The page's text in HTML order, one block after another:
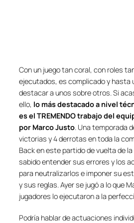
Con un juego tan coral, con roles
ejecutados, es complicado y hasta
destacar a unos sobre otros. Si
ello, lo más destacado a nivel
es el TREMENDO trabajo del
por Marco Justo . Una temporada
victorias y 4 derrotas en toda la
Back en este partido de vuelta de
sabido entender sus errores y los
para neutralizarlos e imponer su
y sus reglas. Ayer se jugó a lo que
jugadores lo ejecutaron a la
Podría hablar de actuaciones